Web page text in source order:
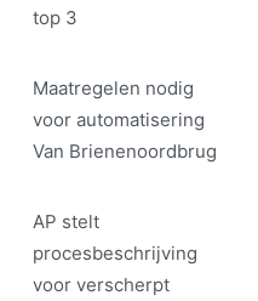
top 3
Maatregelen nodig
voor automatisering
Van Brienenoordbrug
AP stelt
procesbeschrijving
voor verscherpt